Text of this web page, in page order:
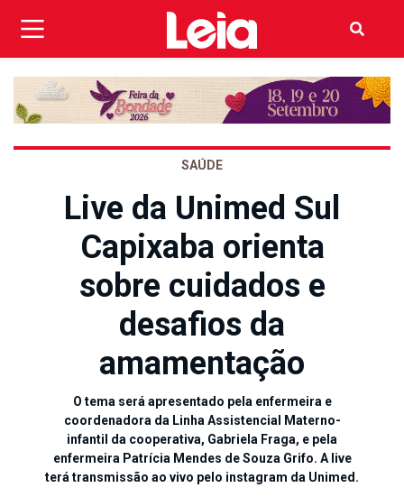
SAÚDE
Live da Unimed Sul
Capixaba orienta
sobre cuidados e
desafios da
amamentação
O tema será apresentado pela enfermeira e
coordenadora da Linha Assistencial Materno-
infantil da cooperativa, Gabriela Fraga, e pela
enfermeira Patrícia Mendes de Souza Grifo. A live
terá transmissão ao vivo pelo instagram da Unimed.